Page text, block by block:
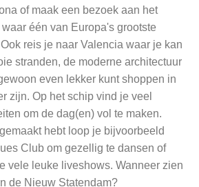
of maak een bezoek aan het
één van Europa's grootste
reis je naar Valencia waar je kan
stranden, de moderne architectuur
even lekker kunt shoppen in
zijn. Op het schip vind je veel
om de dag(en) vol te maken.
hebt loop je bijvoorbeeld
Club om gezellig te dansen of
vele leuke liveshows. Wanneer zien
de Nieuw Statendam?